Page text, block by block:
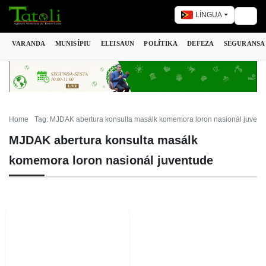
LÍNGUA
VARANDA MUNISÍPIU ELEISAUN POLÍTIKA DEFEZA SEGURANSA
Home Tag: MJDAK abertura konsulta masálk komemora loron nasionál
MJDAK abertura konsulta masálk
komemora loron nasionál juventude